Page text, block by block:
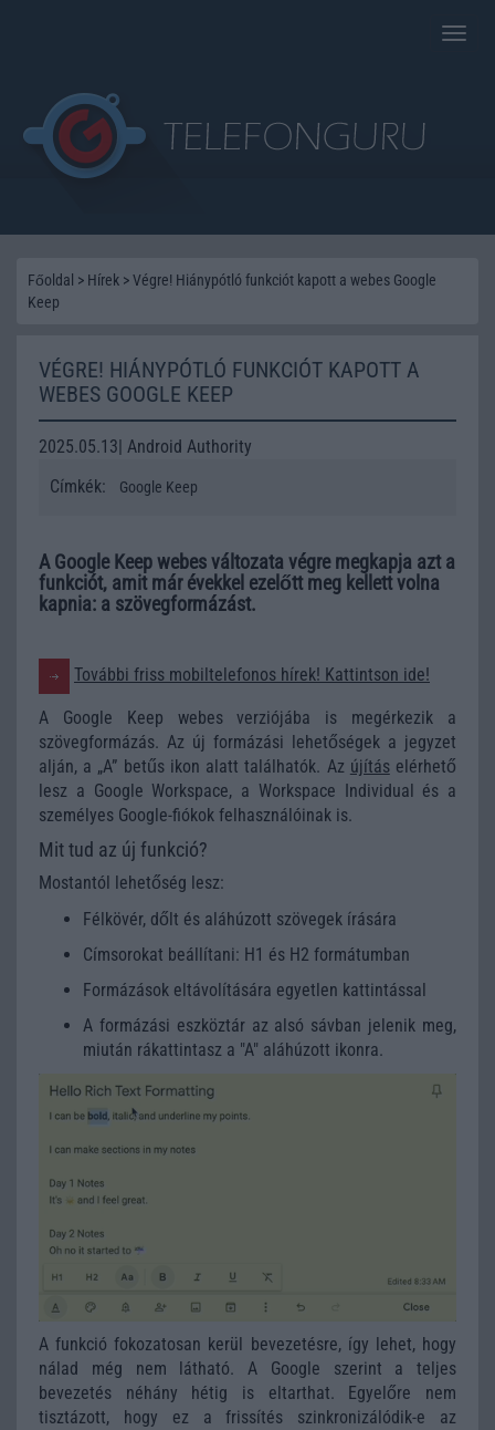
Toggle
Főoldal > Hírek >Végre! Hiánypótló funkciót kapott a webes Google
Keep
VÉGRE! HIÁNYPÓTLÓ FUNKCIÓT KAPOTT A
WEBES GOOGLE KEEP
2025.05.13| Android Authority
Címkék:
Google Keep
A Google Keep webes változata végre megkapja azt a
funkciót, amit már évekkel ezelőtt meg kellett volna
kapnia: a szövegformázást.
További friss mobiltelefonos hírek! Kattintson ide!
A Google Keep webes verziójába is megérkezik a
szövegformázás. Az új formázási lehetőségek a jegyzet
alján, a „A” betűs ikon alatt találhatók. Az újításelérhető
lesz a Google Workspace, a Workspace Individual és a
személyes Google-fiókok felhasználóinak is.
Mit tud az új funkció?
Mostantól lehetőség lesz:
Félkövér, dőlt és aláhúzott szövegek írására
Címsorokat beállítani: H1 és H2 formátumban
Formázások eltávolítására egyetlen kattintással
A formázási eszköztár az alsó sávban jelenik meg,
miután rákattintasz a "A" aláhúzott ikonra.
A funkció fokozatosan kerül bevezetésre, így lehet, hogy
nálad még nem látható. A Google szerint a teljes
bevezetés néhány hétig is eltarthat. Egyelőre nem
tisztázott, hogy ez a frissítés szinkronizálódik-e az